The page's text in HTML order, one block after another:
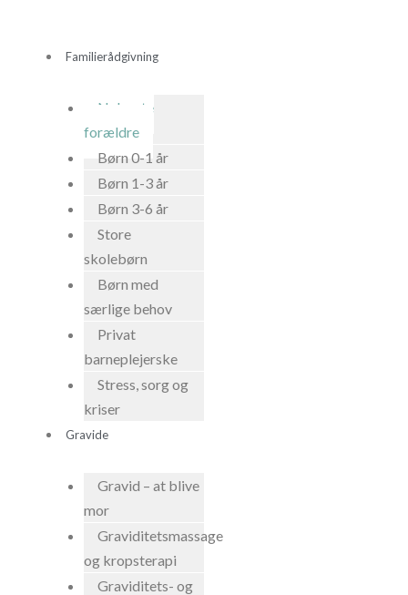
indholdet
Familierådgivning
Nybagte
forældre
Børn 0-1 år
Børn 1-3 år
Børn 3-6 år
Store
skolebørn
Børn med
særlige behov
Privat
barneplejerske
Stress, sorg og
kriser
Gravide
Gravid – at blive
mor
Graviditetsmassage
og kropsterapi
Graviditets- og